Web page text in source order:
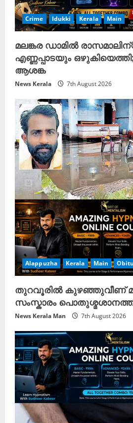
Crime Idukki Kerala Main
മലങ്കര ഡാമിൽ
എണ്ണപ്പാടയും
ആശങ്ക
News Kerala 7th August 2026
Alappuzha Kerala Main
തുറവൂരിൽ കുഴഞ്ഞുവീണ്
സംസ്കാരം
News Kerala Man 7th August 2026